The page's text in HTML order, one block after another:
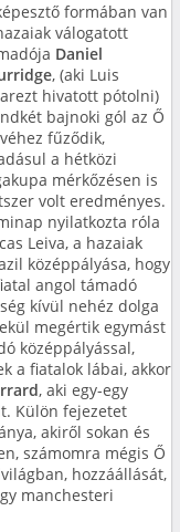
formában van
válogatott
Daniel
, (aki Luis
hivatott pótolni)
bajnoki gól az Ő
fűződik,
a hétközi
mérkőzésen is
volt eredményes.
nyilatkozta róla
Leiva, a hazaiak
középpályása, hogy
angol támadó
kívül nehéz dolga
megértik egymást
középpályással,
a fiatalok lábai, akkor
, aki egy-egy
Külön fejezetet
akiről sokan és
számomra mégis Ő
hozzáállását,
manchesteri